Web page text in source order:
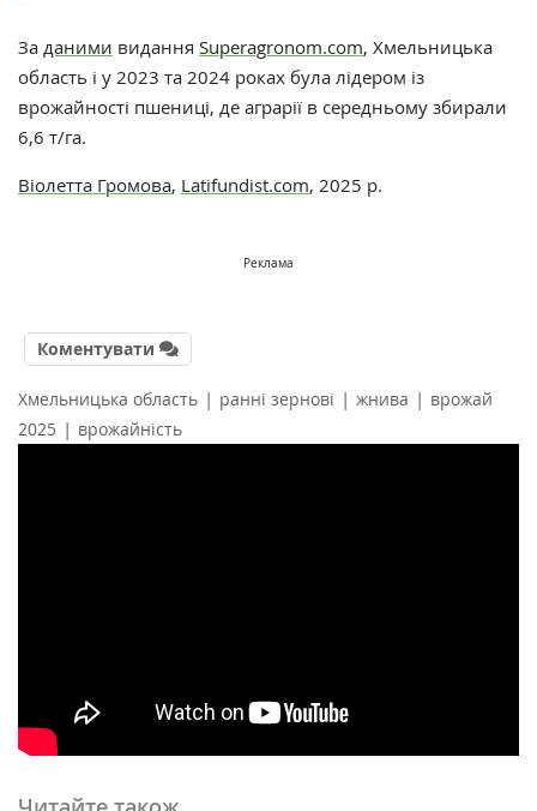
За даними видання Superagronom.com, Хмельницька
область і у 2023 та 2024 роках була лідером із
врожайності пшениці, де аграрії в середньому збирали
6,6 т/га.
Віолетта Громова, Latifundist.com, 2025 р.
Реклама
Коментувати
Хмельницька область | ранні зернові | жнива | врожай
2025 | врожайність